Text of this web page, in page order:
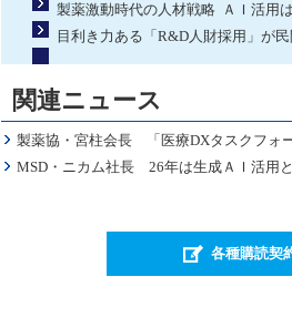
製薬激動時代の人材戦略 ＡＩ活用
目利き力ある「R&D人財採用」が
関連ニュース
製薬協・宮柱会長 「医療DXタスクフォ
MSD・ニカム社長 26年は生成ＡＩ活用
各種購読契